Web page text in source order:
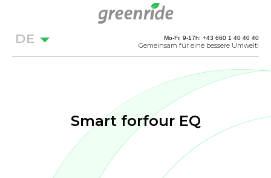
DE Mo-Fr, 9-17h: +43 660 1 40 40 40
Gemeinsam für eine bessere Umwelt!
Smart forfour EQ